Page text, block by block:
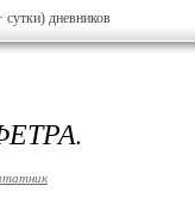
сутки) дневников